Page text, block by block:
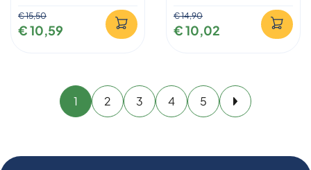
€ 15,50
€ 10,59
€ 14,90
€ 10,02
1 2 3 4 5 Avanti